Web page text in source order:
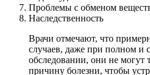
Проблемы с обменом
Наследственность
Врачи отмечают, что
случаев, даже при полном и
обследовании, они не могут
причину болезни, чтобы